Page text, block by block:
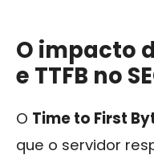
O impacto
e TTFB no
O Time to First
que o servidor